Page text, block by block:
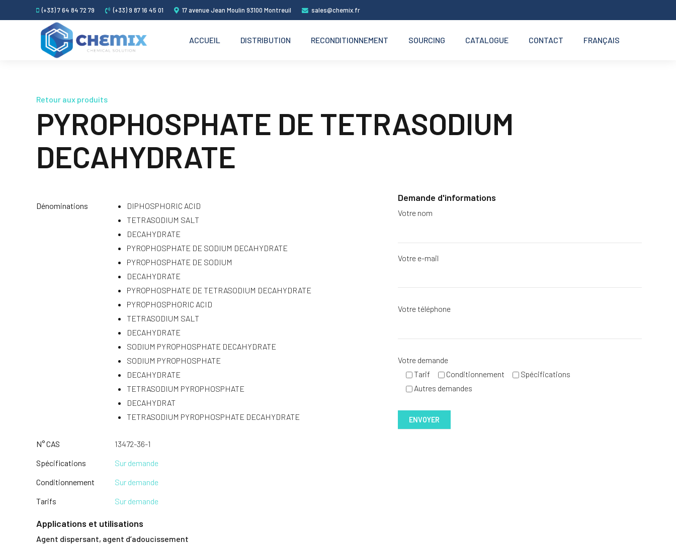
(+33) 7 64 84 72 79 (+33) 9 87 16 45 01 17 avenue Jean Moulin 93100 Montreuil sales@chemix.fr
ACCUEIL DISTRIBUTION RECONDITIONNEMENT SOURCING CATALOGUE CONTACT FRANÇAIS
Retour aux produits
PYROPHOSPHATE DE TETRASODIUM
DECAHYDRATE
Dénominations
DIPHOSPHORIC ACID
TETRASODIUM SALT
DECAHYDRATE
PYROPHOSPHATE DE SODIUM DECAHYDRATE
PYROPHOSPHATE DE SODIUM
DECAHYDRATE
PYROPHOSPHATE DE TETRASODIUM DECAHYDRATE
PYROPHOSPHORIC ACID
TETRASODIUM SALT
DECAHYDRATE
SODIUM PYROPHOSPHATE DECAHYDRATE
SODIUM PYROPHOSPHATE
DECAHYDRATE
TETRASODIUM PYROPHOSPHATE
DECAHYDRAT
TETRASODIUM PYROPHOSPHATE DECAHYDRATE
N° CAS
13472-36-1
Spécifications
Sur demande
Conditionnement
Sur demande
Tarifs
Sur demande
Applications et utilisations
Agent dispersant, agent d’adoucissement
Demande d'informations
Votre nom
Votre e-mail
Votre téléphone
Votre demande
Tarif
Conditionnement
Spécifications
Autres demandes